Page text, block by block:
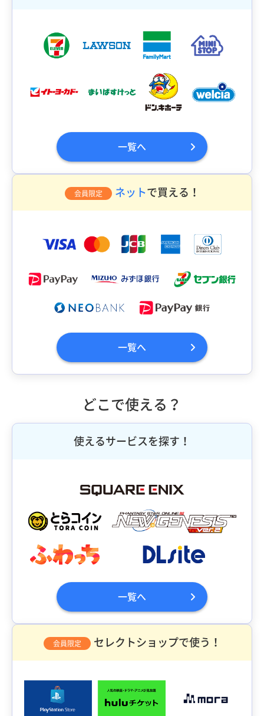
一覧へ
会員限定 ネットで買える！
一覧へ
どこで使える？
使えるサービスを探す！
一覧へ
会員限定 セレクトショップで使う！